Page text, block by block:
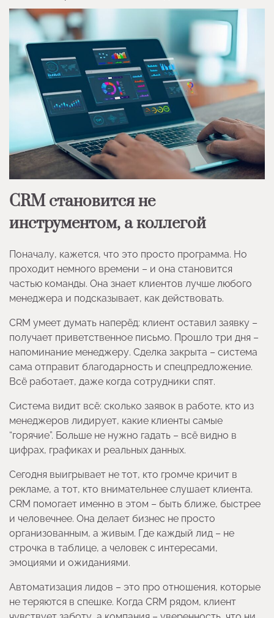
CRM становится не
инструментом, а коллегой
Поначалу, кажется, что это просто программа. Но
проходит немного времени – и она становится
частью команды. Она знает клиентов лучше любого
менеджера и подсказывает, как действовать.
CRM умеет думать наперёд: клиент оставил заявку –
получает приветственное письмо. Прошло три дня –
напоминание менеджеру. Сделка закрыта – система
сама отправит благодарность и спецпредложение.
Всё работает, даже когда сотрудники спят.
Система видит всё: сколько заявок в работе, кто из
менеджеров лидирует, какие клиенты самые
“горячие”. Больше не нужно гадать – всё видно в
цифрах, графиках и реальных данных.
Сегодня выигрывает не тот, кто громче кричит в
рекламе, а тот, кто внимательнее слушает клиента.
CRM помогает именно в этом – быть ближе, быстрее
и человечнее. Она делает бизнес не просто
организованным, а живым. Где каждый лид – не
строчка в таблице, а человек с интересами,
эмоциями и ожиданиями.
Автоматизация лидов – это про отношения, которые
не теряются в спешке. Когда CRM рядом, клиент